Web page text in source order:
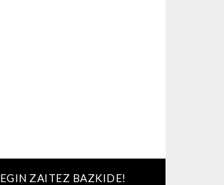
EGIN ZAITEZ BAZKIDE!